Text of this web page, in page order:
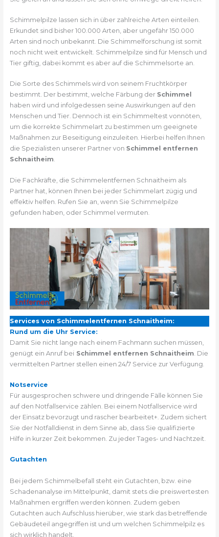
Schimmelpilze lassen sich in über zahlreiche Arten einteilen.
Erkundet sind bisher 100.000 Arten, aber ungefähr 150.000
Arten sind noch unbekannt. Die Schimmelforschung ist somit
noch nicht weit entwickelt. Schimmelpilze sind für Mensch und
Tier giftig, dabei kommt es aber auf die Schimmelsorte an.
Die Sorte des Schimmels wird von seinem Fruchtkörper
bestimmt. Der bestimmt, welche Färbung der Schimmel
haben wird und infolgedessen seine Auswirkungen auf den
Menschen und Tier. Dennoch ist ein Schimmeltest vonnöten,
um die korrekte Schimmelart zu bestimmen um geeignete
Maßnahmen zur Beseitigung einzuleiten. Hierbei helfen Ihnen
die Spezialisten unserer Partner von Schimmel entfernen
Schnaitheim.
Die Fachkräfte, die Schimmelentfernen Schnaitheim als
Partner hat, können Ihnen bei jeder Schimmelart zügig und
effektiv helfen. Rufen Sie an, wenn Sie Schimmelpilze
gefunden haben, oder Schimmel vermuten.
Services von Schimmelentfernen Schnaitheim:
Rund um die Uhr Service:
Damit Sie nicht lange nach einem Fachmann suchen müssen,
genügt ein Anruf bei Schimmel entfernen Schnaitheim . Die
vermittelten Partner stellen einen 24/7 Service zur Verfügung.
Notservice
Für ausgesprochen schwere und dringende Fälle können Sie
auf den Notfallservice zählen. Bei einem Notfallservice wird
der Einsatz bevorzugt und rascher bearbeitet+. Zudem sichert
Sie der Notfalldienst in dem Sinne ab, dass Sie qualifizierte
Hilfe in kurzer Zeit bekommen. Zu jeder Tages- und Nachtzeit.
Gutachten
Bei jedem Schimmelbefall steht ein Gutachten, bzw. eine
Schadenanalyse im Mittelpunkt, damit stets die preiswertesten
Maßnahmen ergriffen werden können. Zudem geben
Gutachten auch Aufschluss hierüber, wie stark das betreffende
Gebäudeteil angegriffen ist und um welchen Schimmelpilz es
sich wirklich handelt.